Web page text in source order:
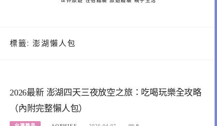
標籤: 澎湖懶人包
2026最新 澎湖四天三夜放空之旅：吃喝玩樂全攻略
（內附完整懶人包）